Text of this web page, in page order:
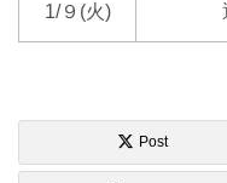
1/９(火)
Post